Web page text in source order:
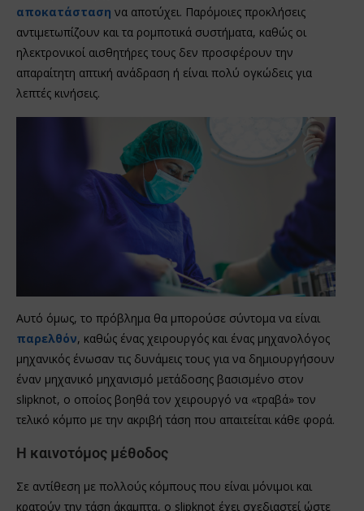
αποκατάσταση να αποτύχει. Παρόμοιες προκλήσεις
αντιμετωπίζουν και τα ρομποτικά συστήματα, καθώς οι
ηλεκτρονικοί αισθητήρες τους δεν προσφέρουν την
απαραίτητη απτική ανάδραση ή είναι πολύ ογκώδεις για
λεπτές κινήσεις.
Αυτό όμως, το πρόβλημα θα μπορούσε σύντομα να είναι
παρελθόν, καθώς ένας χειρουργός και ένας μηχανολόγος
μηχανικός ένωσαν τις δυνάμεις τους για να δημιουργήσουν
έναν μηχανικό μηχανισμό μετάδοσης βασισμένο στον
slipknot, ο οποίος βοηθά τον χειρουργό να «τραβά» τον
τελικό κόμπο με την ακριβή τάση που απαιτείται κάθε φορά.
Η καινοτόμος μέθοδος
Σε αντίθεση με πολλούς κόμπους που είναι μόνιμοι και
κρατούν την τάση άκαμπτα, ο slipknot έχει σχεδιαστεί ώστε